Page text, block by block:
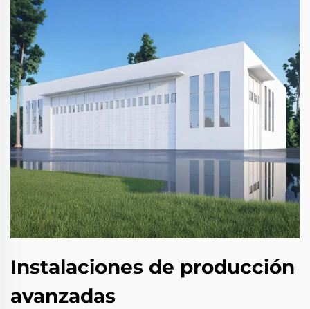
Instalaciones de producción
avanzadas